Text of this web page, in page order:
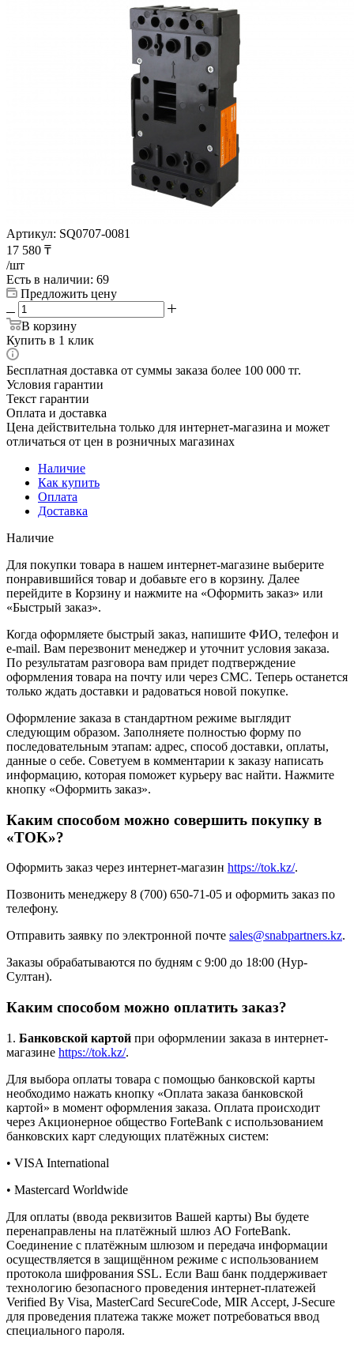
Артикул: SQ0707-0081
17 580 ₸
/шт
Есть в наличии: 69
Предложить цену
В корзину
Купить в 1 клик
Бесплатная доставка от суммы заказа более 100 000 тг.
Условия гарантии
Текст гарантии
Оплата и доставка
Цена действительна только для интернет-магазина и может
отличаться от цен в розничных магазинах
Наличие
Как купить
Оплата
Доставка
Наличие
Для покупки товара в нашем интернет-магазине выберите
понравившийся товар и добавьте его в корзину. Далее
перейдите в Корзину и нажмите на «Оформить заказ» или
«Быстрый заказ».
Когда оформляете быстрый заказ, напишите ФИО, телефон и
e-mail. Вам перезвонит менеджер и уточнит условия заказа.
По результатам разговора вам придет подтверждение
оформления товара на почту или через СМС. Теперь останется
только ждать доставки и радоваться новой покупке.
Оформление заказа в стандартном режиме выглядит
следующим образом. Заполняете полностью форму по
последовательным этапам: адрес, способ доставки, оплаты,
данные о себе. Советуем в комментарии к заказу написать
информацию, которая поможет курьеру вас найти. Нажмите
кнопку «Оформить заказ».
Каким способом можно совершить покупку в
«TOK»?
Оформить заказ через интернет-магазин https://tok.kz/.
Позвонить менеджеру 8 (700) 650-71-05 и оформить заказ по
телефону.
Отправить заявку по электронной почте sales@snabpartners.kz.
Заказы обрабатываются по будням с 9:00 до 18:00 (Нур-
Султан).
Каким способом можно оплатить заказ?
1. Банковской картой при оформлении заказа в интернет-
магазине https://tok.kz/.
Для выбора оплаты товара с помощью банковской карты
необходимо нажать кнопку «Оплата заказа банковской
картой» в момент оформления заказа. Оплата происходит
через Акционерное общество ForteBank с использованием
банковских карт следующих платёжных систем:
• VISA International
• Mastercard Worldwide
Для оплаты (ввода реквизитов Вашей карты) Вы будете
перенаправлены на платёжный шлюз АО ForteBank.
Соединение с платёжным шлюзом и передача информации
осуществляется в защищённом режиме с использованием
протокола шифрования SSL. Если Ваш банк поддерживает
технологию безопасного проведения интернет-платежей
Verified By Visa, MasterCard SecureCode, MIR Accept, J-Secure
для проведения платежа также может потребоваться ввод
специального пароля.